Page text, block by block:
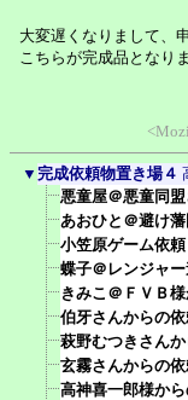
大変遅くなりまして、
こちらが完成品となりま
▼ 完成依頼物置き場４
悪童屋＠悪童同
あおひと＠避け
小笠原ゲーム依
蝶子＠レンジャー
きみこ＠ＦＶＢ
伯牙さんからの
萩野むつきさん
玄霧さんからの
高神喜一郎様か